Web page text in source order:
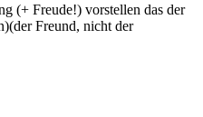
(+ Freude!) vorstellen das der
Freund, nicht der